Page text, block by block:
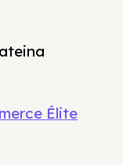
Élite